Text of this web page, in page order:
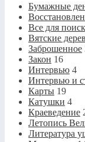
Бумажные
Все для
Вятские
Заброшенное
Закон 16
Интервью 4
Интервью и
Карты 19
Катушки 4
Краеведение
Летопись
Литература